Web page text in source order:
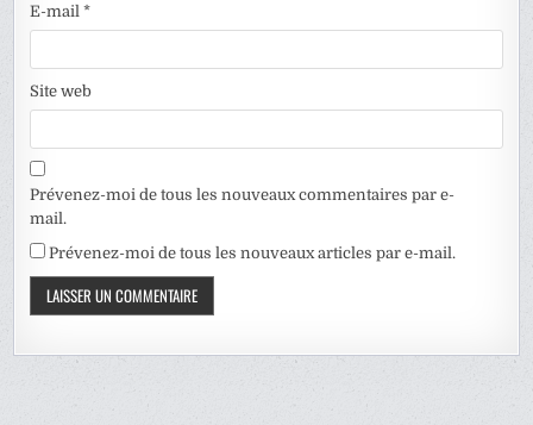
E-mail*
Site web
Prévenez-moi de tous les nouveaux commentaires par e-
mail.
Prévenez-moi de tous les nouveaux articles par e-mail.